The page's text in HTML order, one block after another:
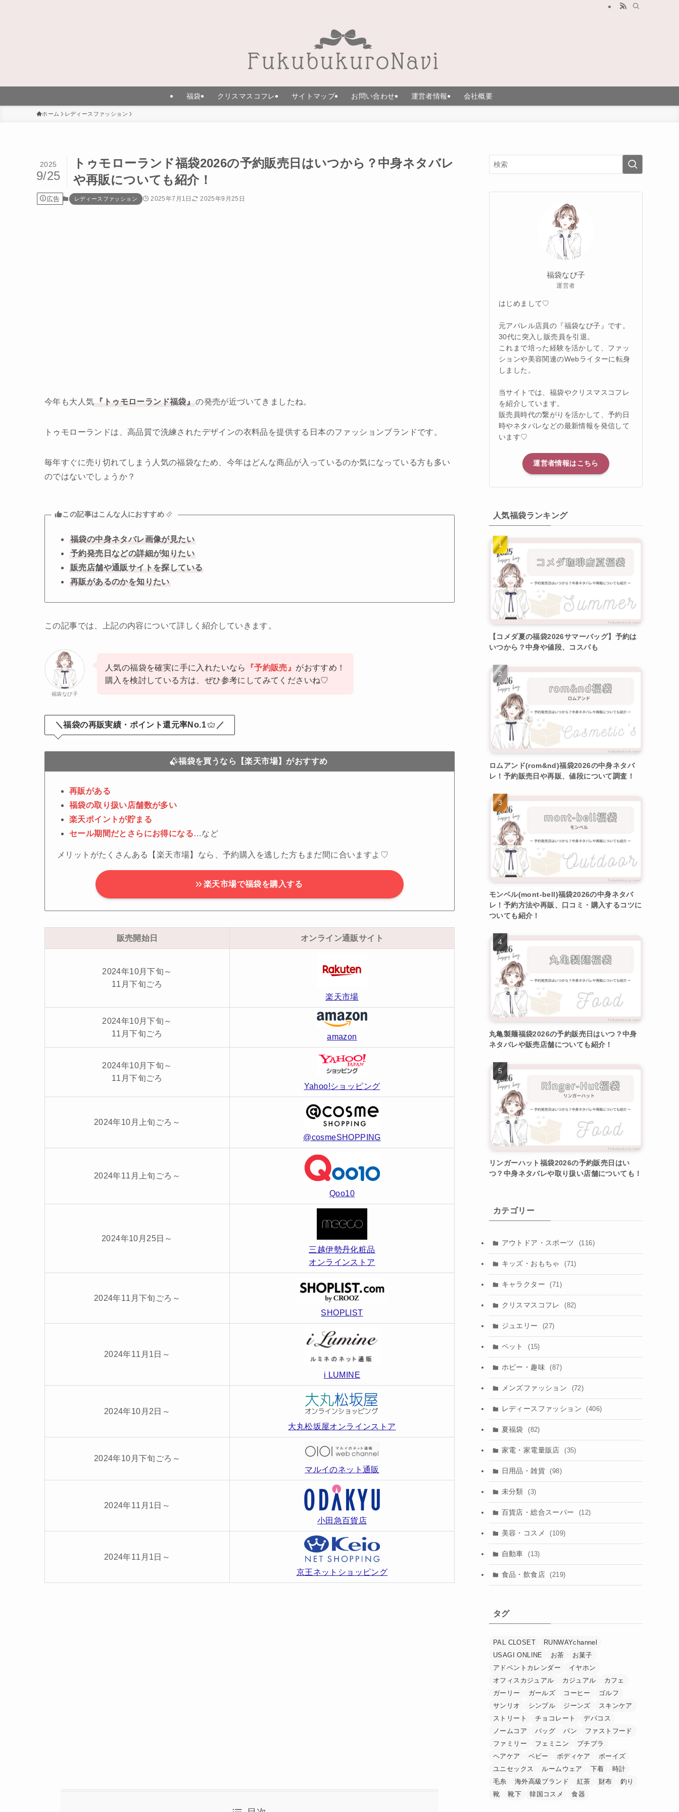
福袋 クリスマスコフレ サイトマップ お問い合わせ 運営者情報 会社概要
ホーム レディースファッション
トゥモローランド福袋2026の予約販売日はいつから？中身ネタバレ
や再販についても紹介！
2025
9/25
広告 レディースファッション 2025年7月1日 2025年9月25日
今年も大人気 『トゥモローランド福袋』 の発売が近づいてきましたね。
トゥモローランドは、高品質で洗練されたデザインの衣料品を提供する日本のファッションブランドです。
毎年すぐに売り切れてしまう人気の福袋なため、今年はどんな商品が入っているのか気になっている方も多い
のではないでしょうか？
この記事はこんな人におすすめ
福袋の中身ネタバレ画像が見たい
予約発売日などの詳細が知りたい
販売店舗や通販サイトを探している
再販があるのかを知りたい
この記事では、上記の内容について詳しく紹介していきます。
福袋なび子
人気の福袋を確実に手に入れたいなら 『予約販売』 がおすすめ！
購入を検討している方は、ぜひ参考にしてみてくださいね♡
＼福袋の再販実績・ポイント還元率No.1 ／
福袋を買うなら【楽天市場】がおすすめ
再販がある
福袋の取り扱い店舗数が多い
楽天ポイントが貯まる
セール期間だとさらにお得になる…など
メリットがたくさんある【楽天市場】なら、予約購入を逃した方もまだ間に合いますよ♡
楽天市場で福袋を購入する
販売開始日 オンライン通販サイト
2024年10月下旬～
11月下旬ごろ
楽天市場
2024年10月下旬～
11月下旬ごろ
amazon
2024年10月下旬～
11月下旬ごろ
Yahoo!ショッピング
2024年10月上旬ごろ～
@cosmeSHOPPING
2024年11月上旬ごろ～
Qoo10
2024年10月25日～
三越伊勢丹化粧品
オンラインストア
2024年11月下旬ごろ～
SHOPLIST
2024年11月1日～
i LUMINE
2024年10月2日～
大丸松坂屋オンラインストア
2024年10月下旬ごろ～
マルイのネット通販
2024年11月1日～
小田急百貨店
2024年11月1日～
京王ネットショッピング
福袋なび子
運営者
はじめまして♡
元アパレル店員の『福袋なび子』です。
30代に突入し販売員を引退。
これまで培った経験を活かして、ファッ
ションや美容関連のWebライターに転身
しました。
当サイトでは、福袋やクリスマスコフレ
を紹介しています。
販売員時代の繋がりを活かして、予約日
時やネタバレなどの最新情報を発信して
います♡
運営者情報はこちら
人気福袋ランキング
【コメダ夏の福袋2026サマーバッグ】予約は
いつから？中身や値段、コスパも
ロムアンド(rom&nd)福袋2026の中身ネタバ
レ！予約販売日や再販、値段について調査！
モンベル(mont-bell)福袋2026の中身ネタバ
レ！予約方法や再販、口コミ・購入するコツに
ついても紹介！
丸亀製麺福袋2026の予約販売日はいつ？中身
ネタバレや販売店舗についても紹介！
リンガーハット福袋2026の予約販売日はい
つ？中身ネタバレや取り扱い店舗についても！
カテゴリー
アウトドア・スポーツ (116)
キッズ・おもちゃ (71)
キャラクター (71)
クリスマスコフレ (82)
ジュエリー (27)
ペット (15)
ホビー・趣味 (87)
メンズファッション (72)
レディースファッション (406)
夏福袋 (82)
家電・家電量販店 (35)
日用品・雑貨 (98)
未分類 (3)
百貨店・総合スーパー (12)
美容・コスメ (109)
自動車 (13)
食品・飲食店 (219)
タグ
PAL CLOSET
RUNWAYchannel
USAGI ONLINE
お茶
お菓子
アドベントカレンダー
イヤホン
オフィスカジュアル
カジュアル
カフェ
ガーリー
ガールズ コーヒー
ゴルフ
サンリオ
シンプル ジーンズ
スキンケア
ストリート
チョコレート
デパコス
ノームコア
バッグ パン
ファストフード
ファミリー
フェミニン
プチプラ
ヘアケア
ベビー ボディケア
ボーイズ
ユニセックス
ルームウェア 下着
時計
毛糸
海外高級ブランド 紅茶 財布
釣り
靴
靴下 韓国コスメ 食器